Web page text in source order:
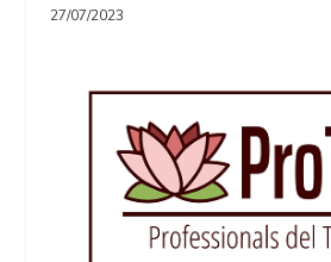
27/07/2023